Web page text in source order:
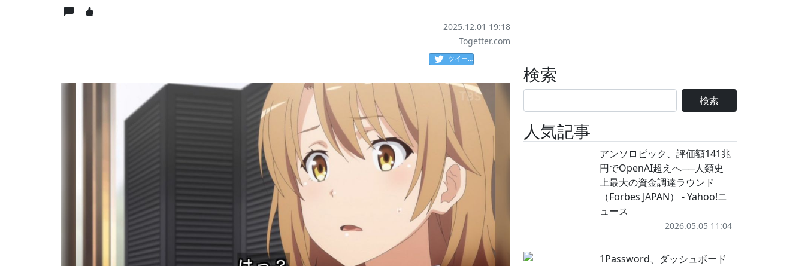
2025.12.01 19:18
Togetter.com
ツイート
検索
検索
人気記事
アンソロピック、評価額141兆
円でOpenAI超えへ──人類史
上最大の資金調達ラウンド
（Forbes JAPAN） - Yahoo!ニ
ュース
2026.05.05 11:04
1Password、ダッシュボード